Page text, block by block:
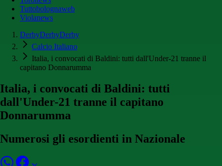
Tuttobolognaweb
Violanews
DerbyDerbyDerby
Calcio Italiano
Italia, i convocati di Baldini: tutti dall'Under-21 tranne il
capitano Donnarumma
Italia, i convocati di Baldini: tutti
dall'Under-21 tranne il capitano
Donnarumma
Numerosi gli esordienti in Nazionale